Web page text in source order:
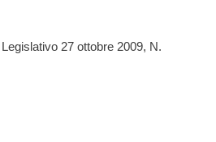
27 ottobre 2009, N.